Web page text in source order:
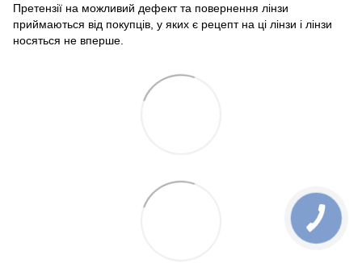
Претензії на можливий дефект та повернення лінзи
приймаються від покупців, у яких є рецепт на ці лінзи і лінзи
носяться не вперше.